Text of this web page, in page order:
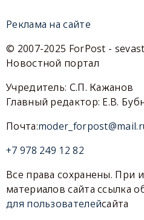
Реклама на сайте
© 2007-2025 ForPost -
Новостной портал
Учредитель: С.П. Кажанов
Главный редактор: Е.В.
Почта:
+7 978 249 12 82
Все права сохранены. При
материалов сайта ссылка
для пользователейсайта